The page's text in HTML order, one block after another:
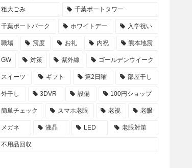
粗大ごみ 千葉ポートタワー
千葉ポートパーク ホワイトデー 入学祝い
職場 震度 お礼 内祝 熊本地震
GW 対策 紫外線 ゴールデンウイーク
スイーツ ギフト 第2日曜 部屋干し
外干し 3DVR 設備 100円ショップ
簡単チェック スマホ老眼 老視 老眼
メガネ 液晶 LED 老眼対策
不用品回収